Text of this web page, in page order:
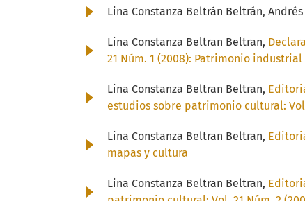
Lina Constanza Beltrán Beltrán, Andrés
Lina Constanza Beltran Beltran,
21 Núm. 1 (2008): Patrimonio industrial
Lina Constanza Beltran Beltran,
estudios sobre patrimonio cultural:
Lina Constanza Beltran Beltran,
mapas y cultura
Lina Constanza Beltran Beltran,